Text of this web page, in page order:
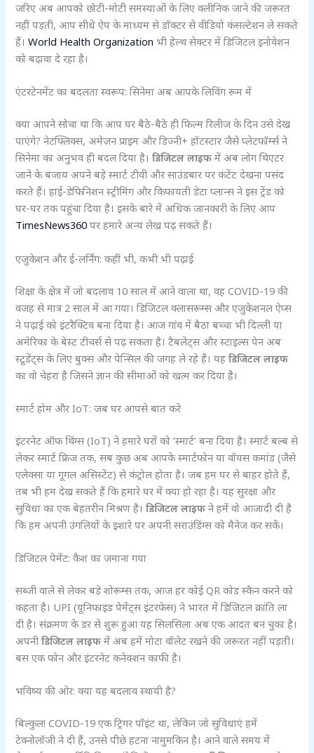
जरिए अब आपको छोटी-मोटी समस्याओं के लिए क्लीनिक जाने की जरूरत
नहीं पड़ती, आप सीधे ऐप के माध्यम से डॉक्टर से वीडियो कंसल्टेशन ले सकते
हैं।World Health Organization भी हेल्थ सेक्टर में डिजिटल इनोवेशन
को बढ़ावा दे रहा है।
एंटरटेनमेंट का बदलता स्वरूप: सिनेमा अब आपके लिविंग रूम में
क्या आपने सोचा था कि आप घर बैठे-बैठे ही फिल्म रिलीज के दिन उसे देख
पाएंगे? नेटफ्लिक्स, अमेज़न प्राइम और डिज्नी+ हॉटस्टार जैसे प्लेटफॉर्म्स ने
सिनेमा का अनुभव ही बदल दिया है।डिजिटल लाइफ में अब लोग थिएटर
जाने के बजाय अपने बड़े स्मार्ट टीवी और साउंडबार पर कंटेंट देखना पसंद
करते हैं। हाई-डेफिनिशन स्ट्रीमिंग और किफायती डेटा प्लान्स ने इस ट्रेंड को
घर-घर तक पहुंचा दिया है। इसके बारे में अधिक जानकारी के लिए आप
TimesNews360 पर हमारे अन्य लेख पढ़ सकते हैं।
एजुकेशन और ई-लर्निंग: कहीं भी, कभी भी पढ़ाई
शिक्षा के क्षेत्र में जो बदलाव 10 साल में आने वाला था, वह COVID-19 की
वजह से मात्र 2 साल में आ गया। डिजिटल क्लासरूम्स और एजुकेशनल ऐप्स
ने पढ़ाई को इंटरैक्टिव बना दिया है। आज गांव में बैठा बच्चा भी दिल्ली या
अमेरिका के बेस्ट टीचर्स से पढ़ सकता है। टैबलेट्स और स्टाइल्स पेन अब
स्टूडेंट्स के लिए बुक्स और पेन्सिल की जगह ले रहे हैं। यहडिजिटल लाइफ
का वो चेहरा है जिसने ज्ञान की सीमाओं को खत्म कर दिया है।
स्मार्ट होम और IoT: जब घर आपसे बात करे
इंटरनेट ऑफ थिंग्स (IoT) ने हमारे घरों को ‘स्मार्ट’ बना दिया है। स्मार्ट बल्ब से
लेकर स्मार्ट फ्रिज तक, सब कुछ अब आपके स्मार्टफोन या वॉयस कमांड (जैसे
एलेक्सा या गूगल असिस्टेंट) से कंट्रोल होता है। जब हम घर से बाहर होते हैं,
तब भी हम देख सकते हैं कि हमारे घर में क्या हो रहा है। यह सुरक्षा और
सुविधा का एक बेहतरीन मिश्रण है।डिजिटल लाइफ ने हमें वो आजादी दी है
कि हम अपनी उंगलियों के इशारे पर अपनी सराउंडिंग्स को मैनेज कर सकें।
डिजिटल पेमेंट: कैश का जमाना गया
सब्जी वाले से लेकर बड़े शोरूम्स तक, आज हर कोई QR कोड स्कैन करने को
कहता है। UPI (यूनिफाइड पेमेंट्स इंटरफेस) ने भारत में डिजिटल क्रांति ला
दी है। संक्रमण के डर से शुरू हुआ यह सिलसिला अब एक आदत बन चुका है।
अपनीडिजिटल लाइफ में अब हमें मोटा वॉलेट रखने की जरूरत नहीं पड़ती।
बस एक फोन और इंटरनेट कनेक्शन काफी है।
भविष्य की ओर: क्या यह बदलाव स्थायी है?
बिल्कुल! COVID-19 एक ट्रिगर पॉइंट था, लेकिन जो सुविधाएं हमें
टेक्नोलॉजी ने दी हैं, उनसे पीछे हटना नामुमकिन है। आने वाले समय में